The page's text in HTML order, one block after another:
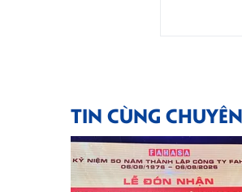
TIN CÙNG